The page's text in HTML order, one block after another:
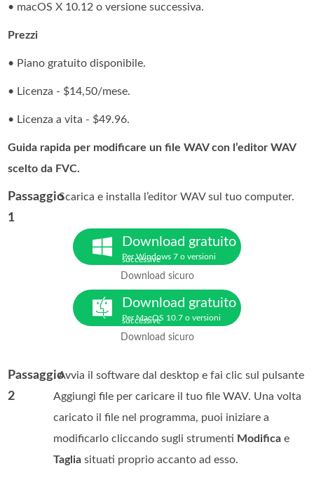
• macOS X 10.12 o versione successiva.
Prezzi
• Piano gratuito disponibile.
• Licenza - $14,50/mese.
• Licenza a vita - $49.96.
Guida rapida per modificare un file WAV con l’editor WAV
scelto da FVC.
Passaggio
1
. Scarica e installa l’editor WAV sul tuo computer.
Download gratuito
Per Windows 7 o versioni
successive
Download sicuro
Download gratuito
Per MacOS 10.7 o versioni
successive
Download sicuro
Passaggio
2
. Avvia il software dal desktop e fai clic sul pulsante
Aggiungi file per caricare il tuo file WAV. Una volta
caricato il file nel programma, puoi iniziare a
modificarlo cliccando sugli strumenti Modifica e
Taglia situati proprio accanto ad esso.